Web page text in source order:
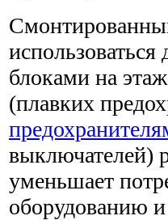
блоками на
(плавких
выключателей)
уменьшает
оборудованию и